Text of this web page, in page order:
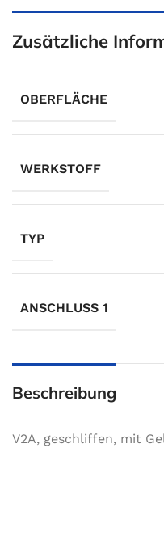
Zusätzliche
OBERFLÄCHE
WERKSTOFF
TYP
ANSCHLUSS 1
Beschreibung
V2A, geschliffen, mit